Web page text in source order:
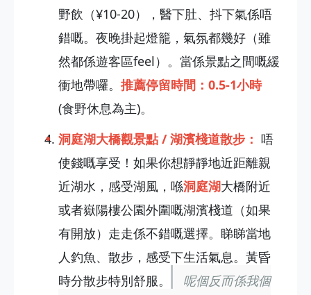
野飲（¥10-20），醫下肚、抖下氣係唔
錯嘅。夜晚掛起燈籠，氣氛都幾好（雖
然都係遊客區feel）。當係景點之間嘅緩
衝地帶囉。 推薦停留時間：0.5-1小時
(食野休息為主)。
洞庭湖大橋觀景點 / 湖濱棧道散步： 唔
使錢嘅享受！如果你想靜靜地近距離親
近湖水，感受湖風，喺洞庭湖大橋附近
或者嶽陽樓公園外圍嘅湖濱棧道（如果
有開放）走走係不錯嘅選擇。睇睇當地
人釣魚、散步，感受下生活氣息。黃昏
時分散步特別舒服。
呢個反而係我個